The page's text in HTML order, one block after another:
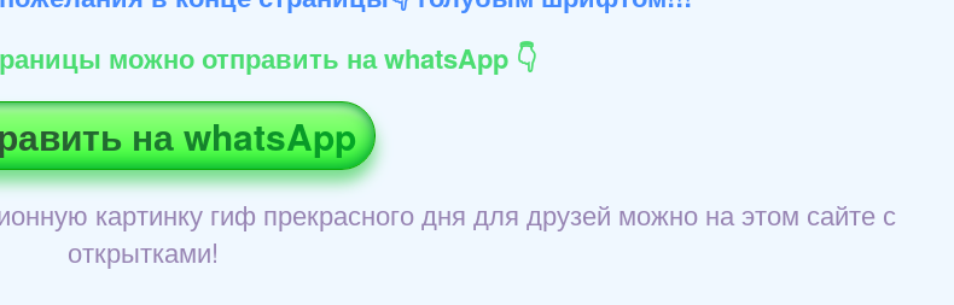
можно отправить на whatsApp 👇
на whatsApp
картинку гиф прекрасного дня для друзей можно на этом сайте с
открытками!